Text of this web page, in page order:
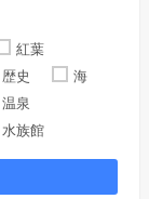
紅葉
歴史
海
温泉
水族館